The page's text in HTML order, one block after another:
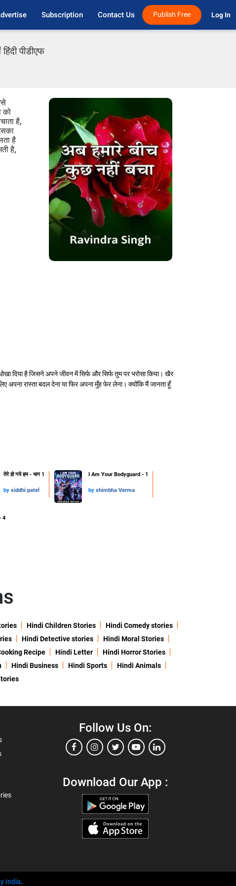
Subscription Contact Us Publish Free Log In
पीडीएफ
को
है,
है
है,
दिया है जिसने अपने जीवन में सिर्फ और सिर्फ तुम पर भरोसा किया। खैर
अपना रास्ता बदल देना या फिर अपना मुँह फेर लेना। क्योंकि मैं जानता हूँ
तेरे हो गये हम - भाग 1
by siddhi patel
I Am Your Bodyguard - 1
by shimbha Verma
4
Hindi Children Stories
Hindi Comedy stories
Hindi Detective stories
Hindi Moral Stories
Recipe Hindi Letter
Hindi Horror Stories
Hindi Business Hindi Sports
Hindi Animals
Follow Us On:
Download Our App :
India.